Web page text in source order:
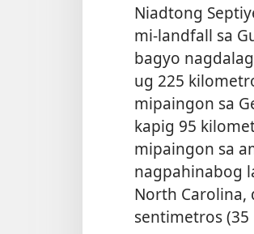
Niadtong
mi-landfall sa
bagyo
ug 225
mipaingon sa
kapig 95
mipaingon sa
nagpahinabog
North Carolina,
sentimetros